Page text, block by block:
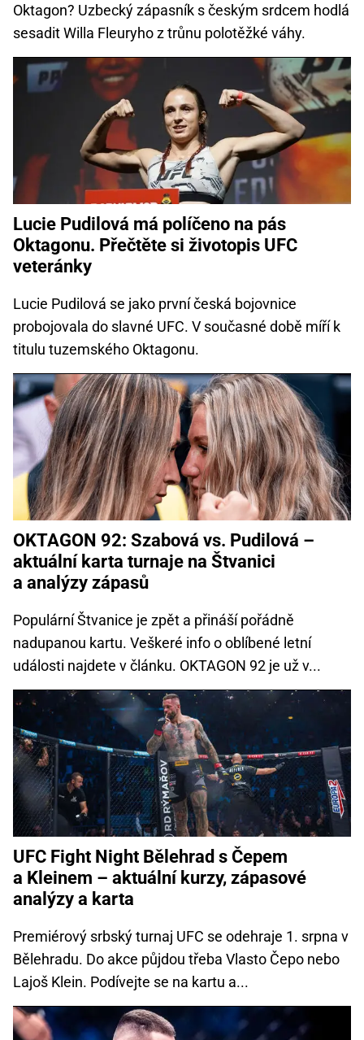
Oktagon? Uzbecký zápasník s českým srdcem hodlá
sesadit Willa Fleuryho z trůnu polotěžké váhy.
Lucie Pudilová má políčeno na pás
Oktagonu. Přečtěte si životopis UFC
veteránky
Lucie Pudilová se jako první česká bojovnice
probojovala do slavné UFC. V současné době míří k
titulu tuzemského Oktagonu.
OKTAGON 92: Szabová vs. Pudilová –
aktuální karta turnaje na Štvanici
a analýzy zápasů
Populární Štvanice je zpět a přináší pořádně
nadupanou kartu. Veškeré info o oblíbené letní
události najdete v článku. OKTAGON 92 je už v...
UFC Fight Night Bělehrad s Čepem
a Kleinem – aktuální kurzy, zápasové
analýzy a karta
Premiérový srbský turnaj UFC se odehraje 1. srpna v
Bělehradu. Do akce půjdou třeba Vlasto Čepo nebo
Lajoš Klein. Podívejte se na kartu a...